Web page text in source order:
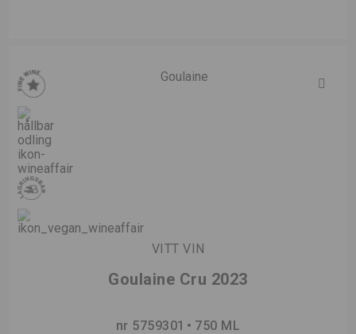
VITT VIN
Goulaine Cru 2023
nr 5759301 750 ML